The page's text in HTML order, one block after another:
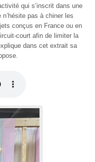
qui s’inscrit dans une
pas à chiner les
conçus en France ou en
court afin de limiter la
dans cet extrait sa